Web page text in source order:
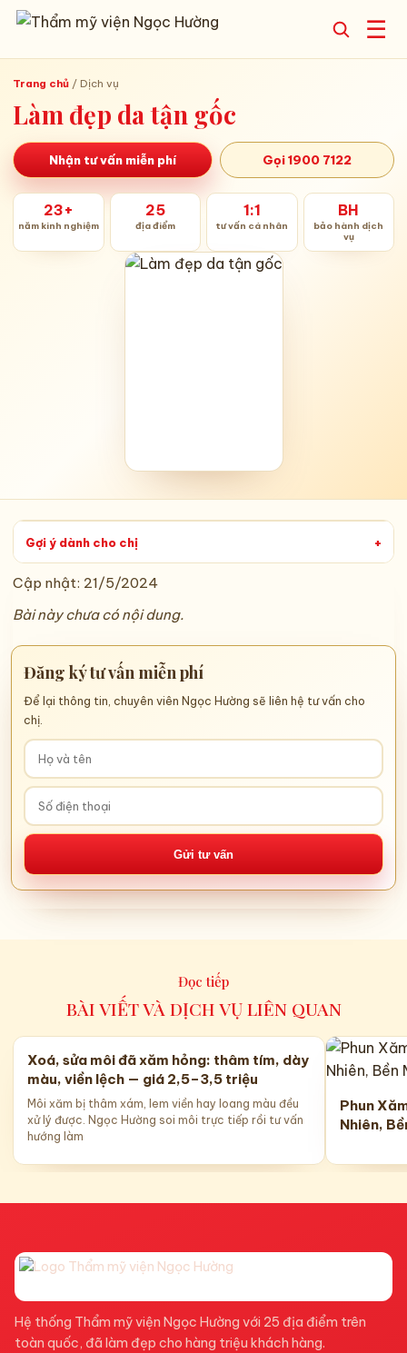
☰
Trang chủ / Dịch vụ
Làm đẹp da tận gốc
Nhận tư vấn miễn phí Gọi 1900 7122
23+
năm kinh nghiệm
25
địa điểm
1:1
tư vấn cá nhân
BH
bảo hành dịch
vụ
Gợi ý dành cho chị +
Cập nhật: 21/5/2024
Bài này chưa có nội dung.
Đăng ký tư vấn miễn phí
Để lại thông tin, chuyên viên Ngọc Hường sẽ liên hệ tư vấn cho
chị.
Gửi tư vấn
Đọc tiếp
BÀI VIẾT VÀ DỊCH VỤ LIÊN QUAN
Xoá, sửa môi đã xăm hỏng: thâm tím, dày
màu, viền lệch — giá 2,5–3,5 triệu
Môi xăm bị thâm xám, lem viền hay loang màu đều
xử lý được. Ngọc Hường soi môi trực tiếp rồi tư vấn
hướng làm
Phun
Nhiên,
Hệ thống Thẩm mỹ viện Ngọc Hường với 25 địa điểm trên
toàn quốc, đã làm đẹp cho hàng triệu khách hàng.